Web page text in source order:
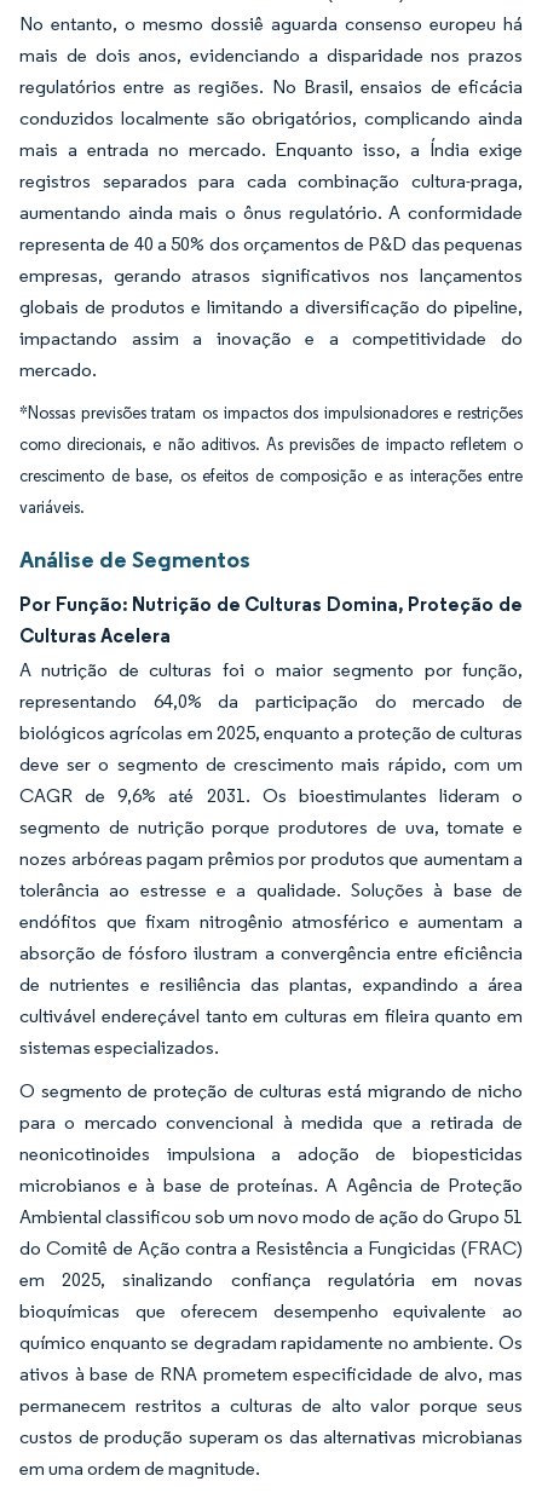
No entanto, o mesmo dossiê aguarda consenso europeu há
mais de dois anos, evidenciando a disparidade nos prazos
regulatórios entre as regiões. No Brasil, ensaios de eficácia
conduzidos localmente são obrigatórios, complicando ainda
mais a entrada no mercado. Enquanto isso, a Índia exige
registros separados para cada combinação cultura-praga,
aumentando ainda mais o ônus regulatório. A conformidade
representa de 40 a 50% dos orçamentos de P&D das pequenas
empresas, gerando atrasos significativos nos lançamentos
globais de produtos e limitando a diversificação do pipeline,
impactando assim a inovação e a competitividade do
mercado.
*Nossas previsões tratam os impactos dos impulsionadores e restrições
como direcionais, e não aditivos. As previsões de impacto refletem o
crescimento de base, os efeitos de composição e as interações entre
variáveis.
Análise de Segmentos
Por Função: Nutrição de Culturas Domina, Proteção de
Culturas Acelera
A nutrição de culturas foi o maior segmento por função,
representando 64,0% da participação do mercado de
biológicos agrícolas em 2025, enquanto a proteção de culturas
deve ser o segmento de crescimento mais rápido, com um
CAGR de 9,6% até 2031. Os bioestimulantes lideram o
segmento de nutrição porque produtores de uva, tomate e
nozes arbóreas pagam prêmios por produtos que aumentam a
tolerância ao estresse e a qualidade. Soluções à base de
endófitos que fixam nitrogênio atmosférico e aumentam a
absorção de fósforo ilustram a convergência entre eficiência
de nutrientes e resiliência das plantas, expandindo a área
cultivável endereçável tanto em culturas em fileira quanto em
sistemas especializados.
O segmento de proteção de culturas está migrando de nicho
para o mercado convencional à medida que a retirada de
neonicotinoides impulsiona a adoção de biopesticidas
microbianos e à base de proteínas. A Agência de Proteção
Ambiental classificou sob um novo modo de ação do Grupo 51
do Comitê de Ação contra a Resistência a Fungicidas (FRAC)
em 2025, sinalizando confiança regulatória em novas
bioquímicas que oferecem desempenho equivalente ao
químico enquanto se degradam rapidamente no ambiente. Os
ativos à base de RNA prometem especificidade de alvo, mas
permanecem restritos a culturas de alto valor porque seus
custos de produção superam os das alternativas microbianas
em uma ordem de magnitude.